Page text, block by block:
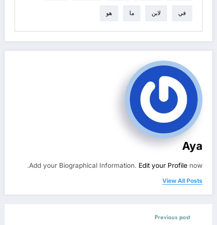
في لابن ما هو
Aya
Add your Biographical Information. Edit your Profile now.
View All Posts
Previous post